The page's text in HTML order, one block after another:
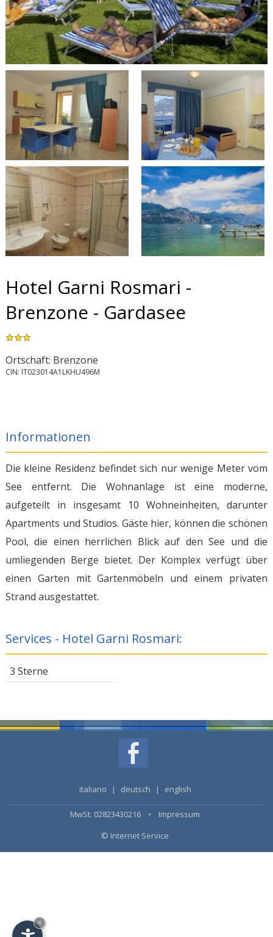
Hotel Garni Rosmari -
Brenzone - Gardasee
Ortschaft: Brenzone
CIN: IT023014A1LKHU496M
Informationen
Die kleine Residenz befindet sich nur wenige Meter vom
See entfernt. Die Wohnanlage ist eine moderne,
aufgeteilt in insgesamt 10 Wohneinheiten, darunter
Apartments und Studios. Gäste hier, können die schönen
Pool, die einen herrlichen Blick auf den See und die
umliegenden Berge bietet. Der Komplex verfügt über
einen Garten mit Gartenmöbeln und einem privaten
Strand ausgestattet.
Services - Hotel Garni Rosmari:
3 Sterne
italiano | deutsch | english
MwSt. 02823430216 • Impressum
© Internet Service
×